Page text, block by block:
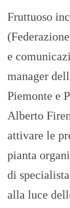
Fruttuoso
e
manager
Piemonte e
Alberto
attivare le
pianta
di
alla luce